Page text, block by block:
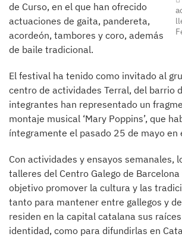
de Curso, en el que han ofrecido
actuaciones de gaita, pandereta,
acordeón, tambores y coro, además
de baile tradicional.
El festival ha tenido como invitado al
centro de actividades Terral, del barrio
integrantes han representado un
montaje musical ‘Mary Poppins’, que
íntegramente el pasado 25 de mayo en
Con actividades y ensayos semanales,
talleres del Centro Galego de
objetivo promover la cultura y las
tanto para mantener entre gallegos y
residen en la capital catalana sus
identidad, como para difundirlas en